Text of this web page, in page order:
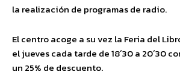
la realización de programas de radio.
El centro acoge a su vez la Feria del
el jueves cada tarde de 18´30 a 20´30
un 25% de descuento.